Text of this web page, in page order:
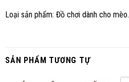
Loại sản phẩm: Đồ chơi dành cho mèo.
SẢN PHẨM TƯƠNG TỰ